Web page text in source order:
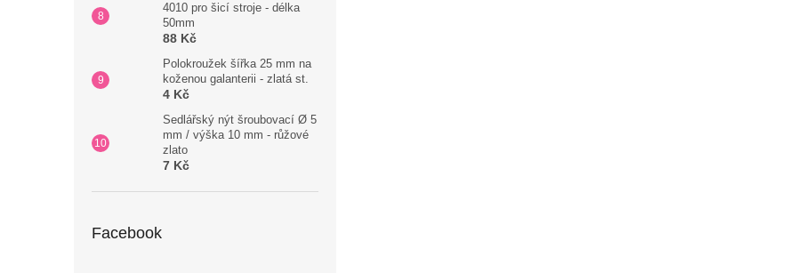
4010 pro šicí stroje - délka
50mm
88 Kč
Polokroužek šířka 25 mm na
koženou galanterii - zlatá st.
4 Kč
Sedlářský nýt šroubovací Ø 5
mm / výška 10 mm - růžové
zlato
7 Kč
Facebook